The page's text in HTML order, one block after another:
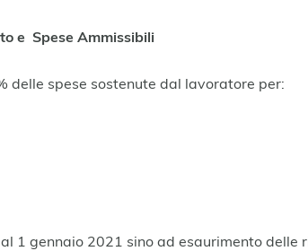
e Spese Ammissibili
delle spese sostenute dal lavoratore per:
1 gennaio 2021 sino ad esaurimento delle